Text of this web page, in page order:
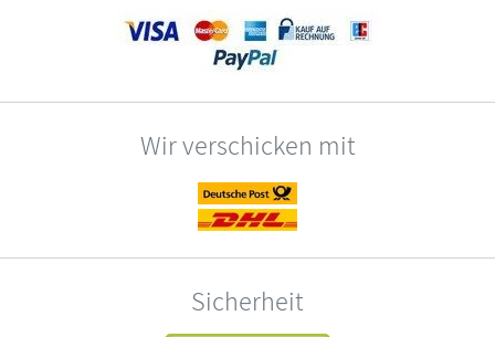
Wir verschicken mit
Sicherheit